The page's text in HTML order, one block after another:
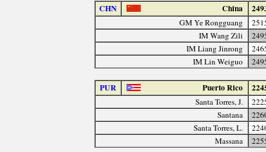
CHN China
GM Ye Rongguang
IM Wang Zili
IM Liang Jinrong
IM Lin Weiguo
PUR Puerto Rico
Santa Torres, J.
Santana
Santa Torres, L.
Massana